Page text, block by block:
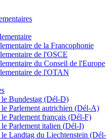
de la Francophonie
de l'OSCE
du Conseil de l'Europe
de l'OTAN
le Bundestag (Dél-D)
le Parlement autrichien (Dél-A)
Parlement français (Dél-F)
Parlement italien (Dél-I)
le Landtag du Liechtenstein (Dél-